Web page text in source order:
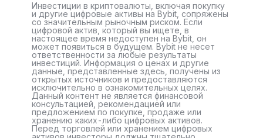
Инвестиции в криптовалюты, включая покупку
и другие цифровые активы на Bybit, сопряжены
со значительным рыночным риском. Если
цифровой актив, который вы ищете, в
настоящее время недоступен на Bybit, он
может появиться в будущем. Bybit не несет
ответственности за любые результаты
инвестиций. Информация о ценах и другие
данные, представленные здесь, получены из
открытых источников и предоставляются
исключительно в ознакомительных целях.
Данный контент не является финансовой
консультацией, рекомендацией или
предложением по покупке, продаже или
хранению каких-либо цифровых активов.
Перед торговлей или хранением цифровых